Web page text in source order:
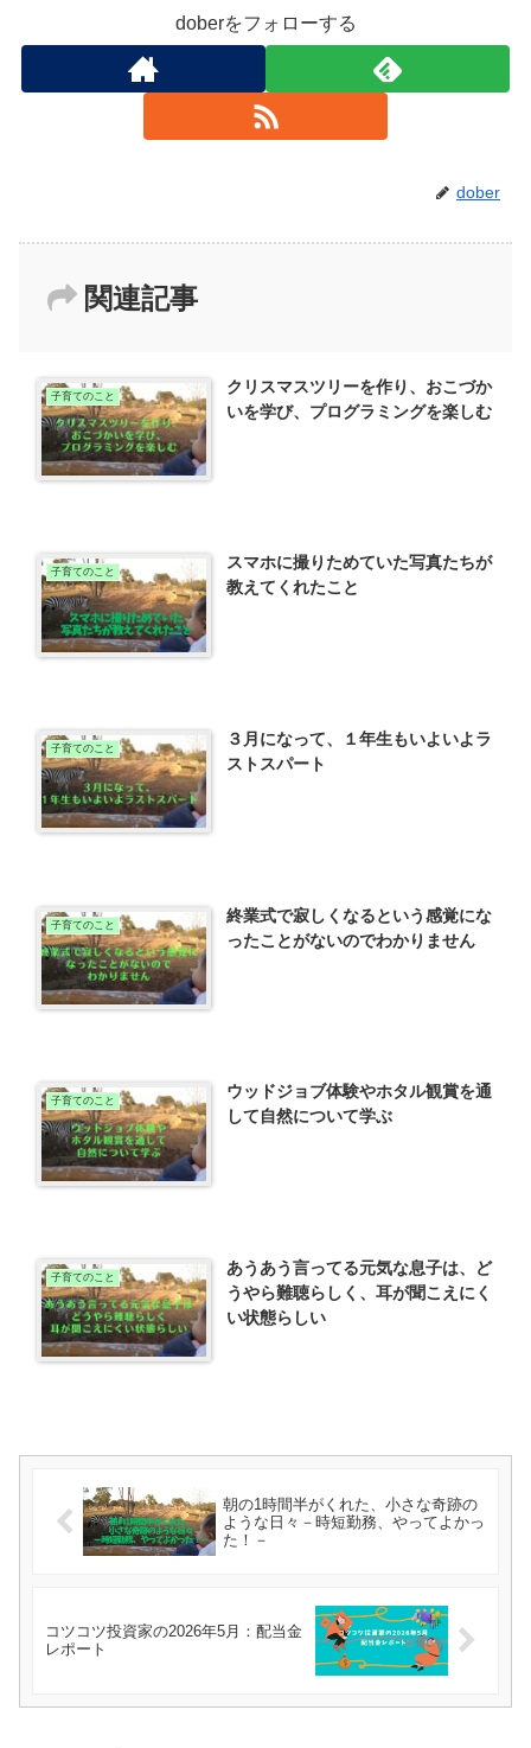
doberをフォローする
dober
関連記事
子育てのこと
クリスマスツリーを作り、おこづか
いを学び、プログラミングを楽しむ
子育てのこと
スマホに撮りためていた写真たちが
教えてくれたこと
子育てのこと
３月になって、１年生もいよいよラ
ストスパート
子育てのこと
終業式で寂しくなるという感覚にな
ったことがないのでわかりません
子育てのこと
ウッドジョブ体験やホタル観賞を通
して自然について学ぶ
子育てのこと
あうあう言ってる元気な息子は、ど
うやら難聴らしく、耳が聞こえにく
い状態らしい
朝の1時間半がくれた、小さな奇跡の
ような日々－時短勤務、やってよかっ
た！－
コツコツ投資家の2026年5月：配当金
レポート